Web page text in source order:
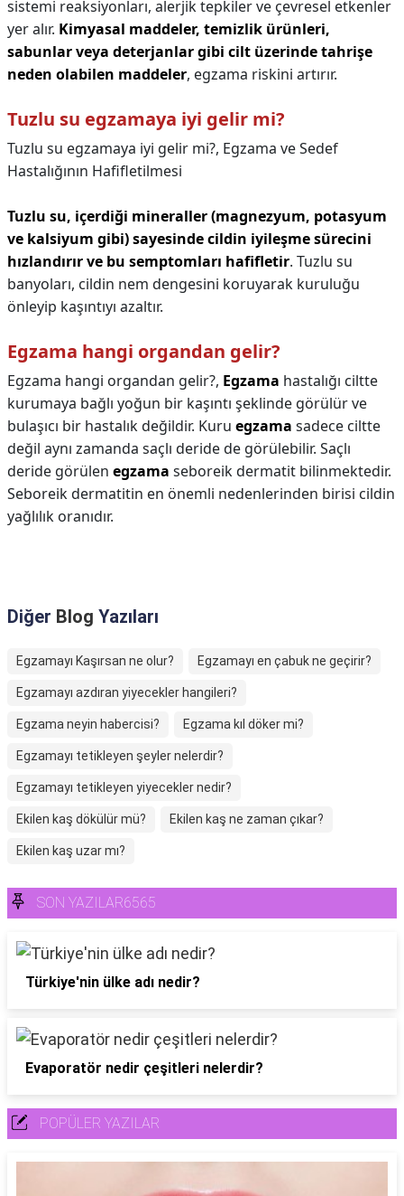
sistemi reaksiyonları, alerjik tepkiler ve çevresel etkenler
yer alır. Kimyasal maddeler, temizlik ürünleri,
sabunlar veya deterjanlar gibi cilt üzerinde tahrişe
neden olabilen maddeler, egzama riskini artırır.
Tuzlu su egzamaya iyi gelir mi?
Tuzlu su egzamaya iyi gelir mi?, Egzama ve Sedef
Hastalığının Hafifletilmesi
Tuzlu su, içerdiği mineraller (magnezyum, potasyum
ve kalsiyum gibi) sayesinde cildin iyileşme sürecini
hızlandırır ve bu semptomları hafifletir. Tuzlu su
banyoları, cildin nem dengesini koruyarak kuruluğu
önleyip kaşıntıyı azaltır.
Egzama hangi organdan gelir?
Egzama hangi organdan gelir?, Egzama hastalığı ciltte
kurumaya bağlı yoğun bir kaşıntı şeklinde görülür ve
bulaşıcı bir hastalık değildir. Kuru egzama sadece ciltte
değil aynı zamanda saçlı deride de görülebilir. Saçlı
deride görülen egzama seboreik dermatit bilinmektedir.
Seboreik dermatitin en önemli nedenlerinden birisi cildin
yağlılık oranıdır.
Diğer Blog Yazıları
Egzamayı Kaşırsan ne olur? Egzamayı en çabuk ne geçirir?
Egzamayı azdıran yiyecekler hangileri?
Egzama neyin habercisi? Egzama kıl döker mi?
Egzamayı tetikleyen şeyler nelerdir?
Egzamayı tetikleyen yiyecekler nedir?
Ekilen kaş dökülür mü? Ekilen kaş ne zaman çıkar?
Ekilen kaş uzar mı?
SON YAZILAR6565
Türkiye'nin ülke adı nedir?
Evaporatör nedir çeşitleri nelerdir?
POPÜLER YAZILAR